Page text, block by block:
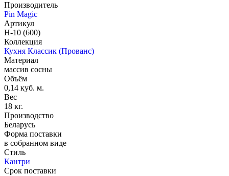
Производитель
Pin Magic
Артикул
Н-10 (600)
Коллекция
Кухня Классик (Прованс)
Материал
массив сосны
Объём
0,14 куб. м.
Вес
18 кг.
Производство
Беларусь
Форма поставки
в собранном виде
Стиль
Кантри
Срок поставки